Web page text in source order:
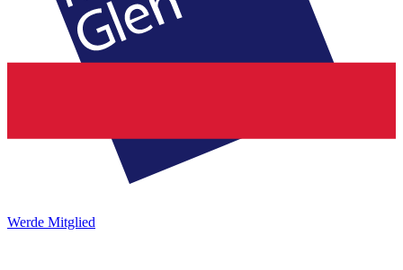
Werde Mitglied